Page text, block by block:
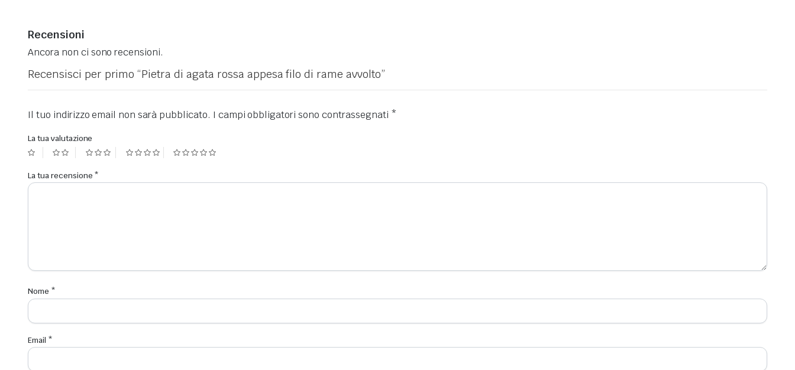
Recensioni
Ancora non ci sono recensioni.
Recensisci per primo “Pietra di agata rossa appesa filo di rame avvolto”
Il tuo indirizzo email non sarà pubblicato. I campi obbligatori sono contrassegnati *
La tua valutazione
La tua recensione *
Nome *
Email *